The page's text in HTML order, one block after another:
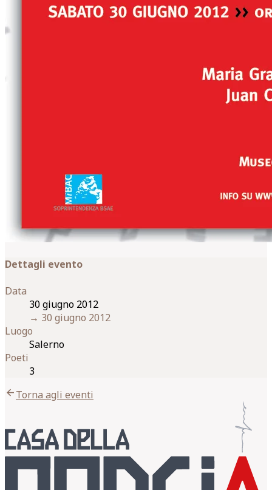
Dettagli evento
Data
30 giugno 2012
→ 30 giugno 2012
Luogo
Salerno
Poeti
3
arrow_backTorna agli eventi